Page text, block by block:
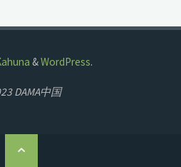
&WordPress.
DAMA中国
返